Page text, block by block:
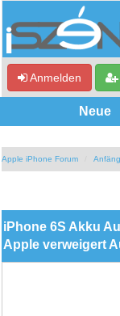
Anmelden
Neue
Apple iPhone Forum
iPhone 6S Akku
Apple verweigert